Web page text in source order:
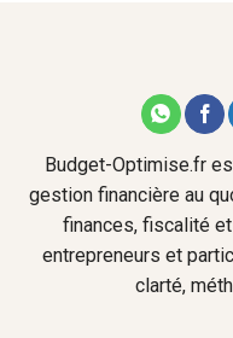
Budget-Optimise.fr
gestion financière au
finances, fiscalité
entrepreneurs et
clarté,